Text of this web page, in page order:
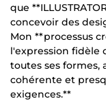
que
concevoir des
Mon **processus
l'expression fidèle
toutes ses formes,
cohérente et
exigences.**